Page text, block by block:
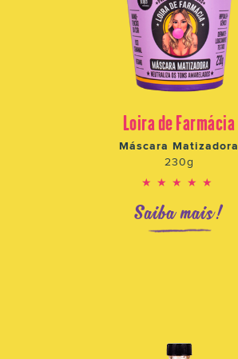
Loira de Farmácia
Máscara Matizadora
230g
★★★★★
Saiba mais!